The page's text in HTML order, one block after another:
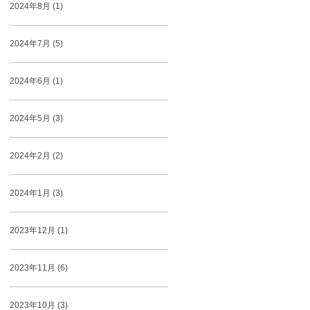
2024年8月 (1)
2024年7月 (5)
2024年6月 (1)
2024年5月 (3)
2024年2月 (2)
2024年1月 (3)
2023年12月 (1)
2023年11月 (6)
2023年10月 (3)